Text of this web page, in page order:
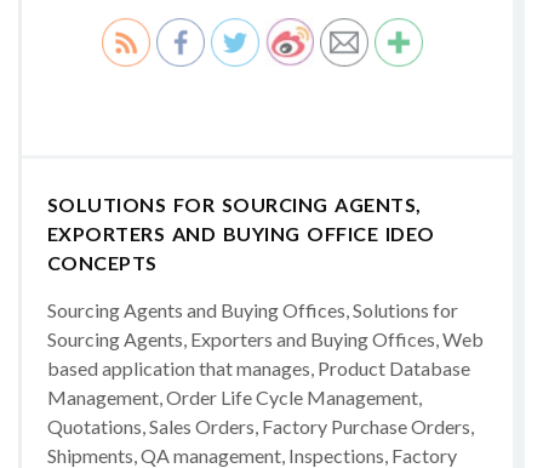
SOLUTIONS FOR SOURCING AGENTS,
EXPORTERS AND BUYING OFFICE IDEO
CONCEPTS
Sourcing Agents and Buying Offices, Solutions for
Sourcing Agents, Exporters and Buying Offices, Web
based application that manages, Product Database
Management, Order Life Cycle Management,
Quotations, Sales Orders, Factory Purchase Orders,
Shipments, QA management, Inspections, Factory